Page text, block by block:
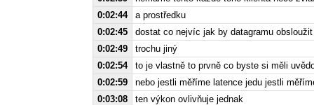
0:02:44
a prostředku
0:02:45
dostat co nejvíc jak by datagramu
0:02:49
trochu jiný
0:02:54
to je vlastně to prvně co byste si měli
0:02:59
nebo jestli měříme latence jedu jestli
0:03:08
ten výkon ovlivňuje jednak